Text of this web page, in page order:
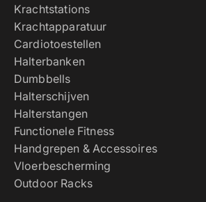
Krachtstations
Krachtapparatuur
Cardiotoestellen
Halterbanken
Dumbbells
Halterschijven
Halterstangen
Functionele Fitness
Handgrepen & Accessoires
Vloerbescherming
Outdoor Racks